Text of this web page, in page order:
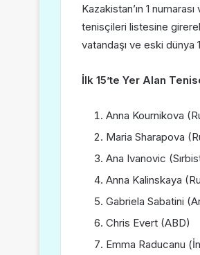
Kazakistan’ın 1
tenisçileri listesine
vatandaşı ve eski dünya
İlk 15’te Yer Alan
Anna Kournikova
Maria Sharapova
Ana Ivanovic
Anna Kalinskaya
Gabriela Sabatini
Chris Evert (ABD)
Emma Raducanu